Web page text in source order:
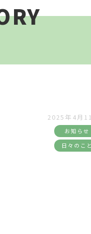
2025年4月
お知らせ
日々のこと